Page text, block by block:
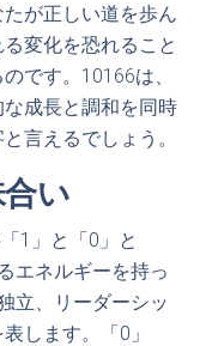
が正しい道を歩ん
変化を恐れること
です。10166は、
成長と調和を同時
言えるでしょう。
い
1」と「0」と
エネルギーを持っ
立、リーダーシッ
します。「0」